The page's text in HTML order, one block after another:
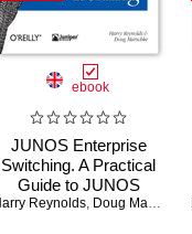
Harry Reynolds
ebook
JUNOS Enterprise
Switching. A Practical
Guide to JUNOS
Switches and
Reynolds, Doug Marschke